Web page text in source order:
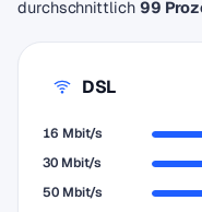
durchschnittlich 99
DSL
16 Mbit/s
30 Mbit/s
50 Mbit/s